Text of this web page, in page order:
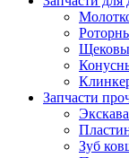
Запчасти
Зуб